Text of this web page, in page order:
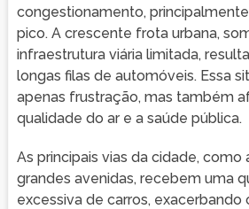
congestionamento,
pico. A crescente frota urbana,
infraestrutura viária limitada,
longas filas de automóveis. Essa
apenas frustração, mas também
qualidade do ar e a saúde pública.
As principais vias da cidade, como
grandes avenidas, recebem uma
excessiva de carros, exacerbando